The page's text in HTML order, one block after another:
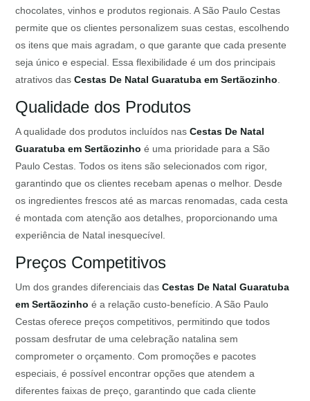
chocolates, vinhos e produtos regionais. A São Paulo Cestas
permite que os clientes personalizem suas cestas, escolhendo
os itens que mais agradam, o que garante que cada presente
seja único e especial. Essa flexibilidade é um dos principais
atrativos dasCestas De Natal Guaratuba em Sertãozinho
Qualidade dos Produtos
A qualidade dos produtos incluídos nasCestas De Natal
Guaratuba em Sertãozinho é uma prioridade para a São
Paulo Cestas. Todos os itens são selecionados com rigor,
garantindo que os clientes recebam apenas o melhor. Desde
os ingredientes frescos até as marcas renomadas, cada cesta
é montada com atenção aos detalhes, proporcionando uma
experiência de Natal inesquecível.
Preços Competitivos
Um dos grandes diferenciais dasCestas De Natal Guaratuba
em Sertãozinho é a relação custo-benefício. A São Paulo
Cestas oferece preços competitivos, permitindo que todos
possam desfrutar de uma celebração natalina sem
comprometer o orçamento. Com promoções e pacotes
especiais, é possível encontrar opções que atendem a
diferentes faixas de preço, garantindo que cada cliente